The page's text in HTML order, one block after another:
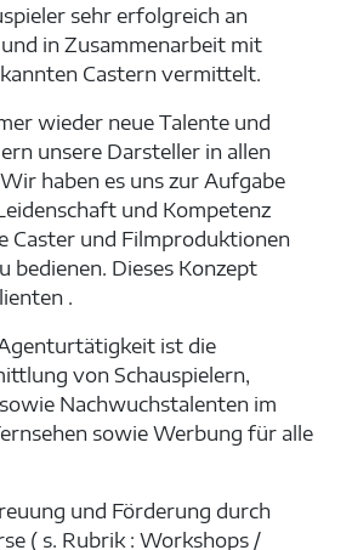
sehr erfolgreich an
in Zusammenarbeit mit
Castern vermittelt.
wieder neue Talente und
unsere Darsteller in allen
haben es uns zur Aufgabe
und Kompetenz
Caster und Filmproduktionen
bedienen. Dieses Konzept
.
ist die
von Schauspielern,
Nachwuchstalenten im
sowie Werbung für alle
und Förderung durch
( s. Rubrik : Workshops /